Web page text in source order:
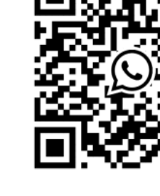
- Lucca, Scuola
Castruccio
murales in
dal Liceo
ore 18 - Fiano
- Messa in
da mons.
ore 20.30 -
Cippo di don
in alcuni